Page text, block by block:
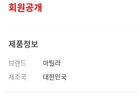
회원공개
제품정보
브랜드
마틸라
제조국
대한민국